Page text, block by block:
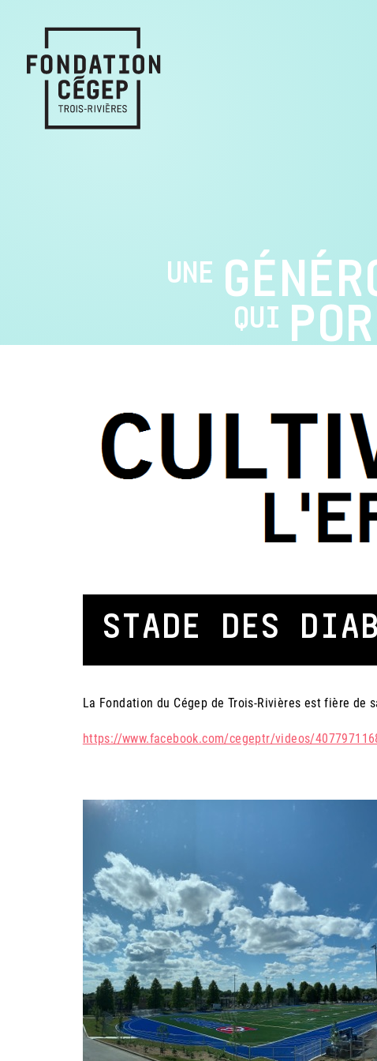
UNE
QUI
STADE DES
La Fondation du Cégep de Trois-Rivières est fière
https://www.facebook.com/cegeptr/videos/